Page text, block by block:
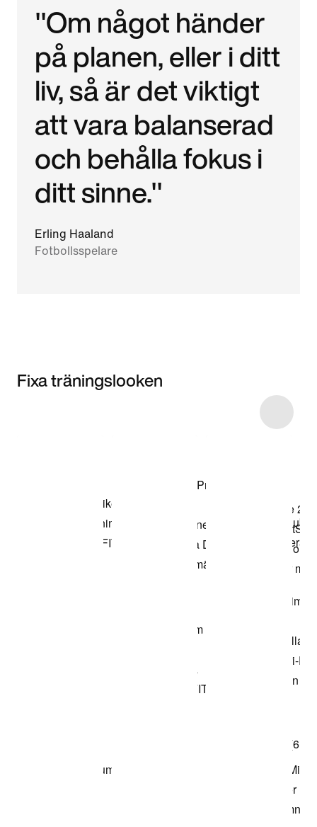
"Om något händer
på planen, eller i ditt
liv, så är det viktigt
att vara balanserad
och behålla fokus i
ditt sinne."
Erling Haaland
Fotbollsspelare
Fixa träningslooken